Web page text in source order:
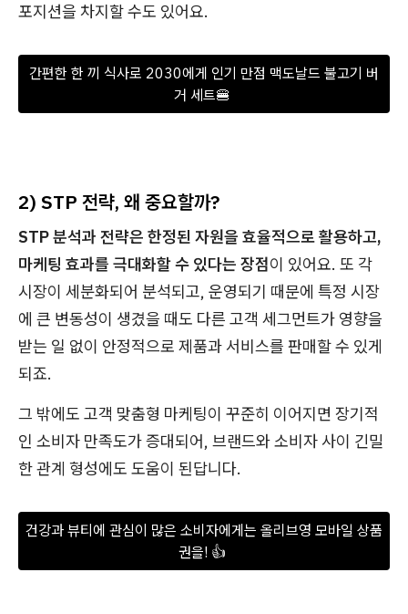
포지션을 차지할 수도 있어요.
간편한 한 끼 식사로 2030에게 인기 만점 맥도날드 불고기 버
거 세트🍔
2) STP 전략, 왜 중요할까?
STP 분석과 전략은 한정된 자원을 효율적으로 활용하고,
마케팅 효과를 극대화할 수 있다는 장점이 있어요. 또 각
시장이 세분화되어 분석되고, 운영되기 때문에 특정 시장
에 큰 변동성이 생겼을 때도 다른 고객 세그먼트가 영향을
받는 일 없이 안정적으로 제품과 서비스를 판매할 수 있게
되죠.
그 밖에도 고객 맞춤형 마케팅이 꾸준히 이어지면 장기적
인 소비자 만족도가 증대되어, 브랜드와 소비자 사이 긴밀
한 관계 형성에도 도움이 된답니다.
건강과 뷰티에 관심이 많은 소비자에게는 올리브영 모바일 상품
권을! 👍